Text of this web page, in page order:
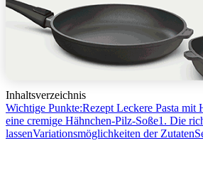
Inhaltsverzeichnis
Wichtige Punkte:Rezept Leckere Pasta mit
eine cremige Hähnchen-Pilz-Soße1. Die
lassenVariationsmöglichkeiten der Zutaten